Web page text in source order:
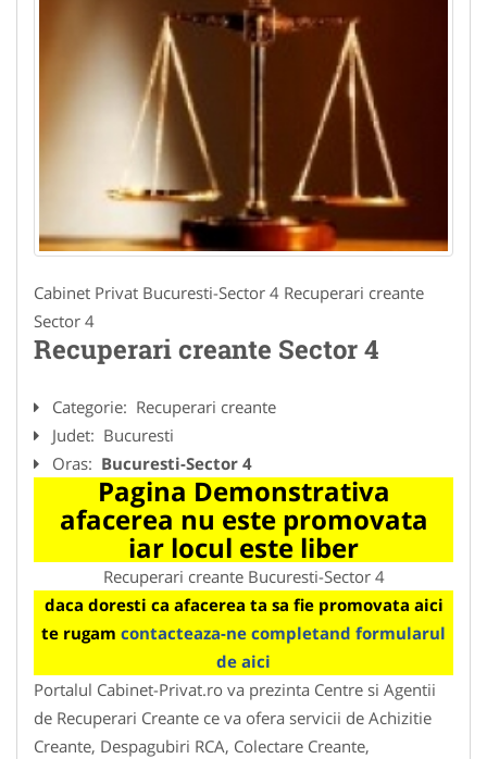
Cabinet Privat Bucuresti-Sector 4 Recuperari creante
Sector 4
Recuperari creante Sector 4
Categorie: Recuperari creante
Judet: Bucuresti
Oras: Bucuresti-Sector 4
Pagina Demonstrativa
afacerea nu este promovata
iar locul este liber
Recuperari creante Bucuresti-Sector 4
daca doresti ca afacerea ta sa fie promovata aici
te rugam contacteaza-ne completand formularul
de aici
Portalul Cabinet-Privat.ro va prezinta Centre si Agentii
de Recuperari Creante ce va ofera servicii de Achizitie
Creante, Despagubiri RCA, Colectare Creante,